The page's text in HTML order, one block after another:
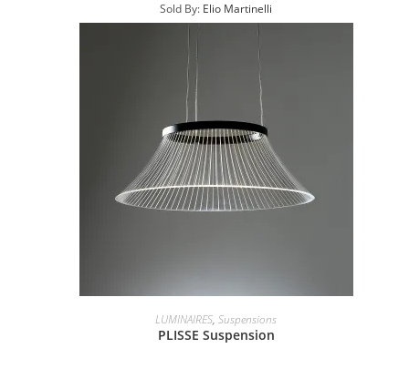
Sold By: Elio Martinelli
LUMINAIRES, Suspensions
PLISSE Suspension